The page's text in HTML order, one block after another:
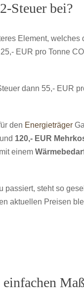
Steuer bei?
Element,
EUR pro Tonne
dann 55,- EUR
den Energieträger
120,- EUR
einem
passiert, steht so
aktuellen Preisen